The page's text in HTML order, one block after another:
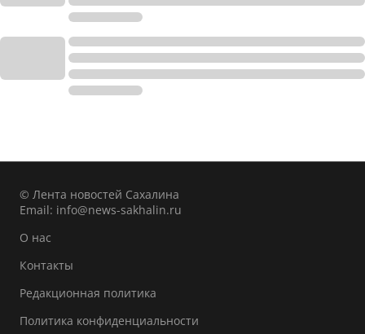
© Лента новостей Сахалина
Email: info@news-sakhalin.ru
О нас
Контакты
Редакционная политика
Политика конфиденциальности